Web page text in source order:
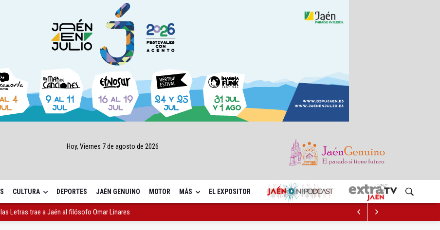
Hoy, Viernes 7 de agosto de 2026
CULTURA DEPORTES JAÉN GENUINO MOTOR MÁS EL EXPOSITOR
Letras trae a Jaén al filósofo Omar Linares